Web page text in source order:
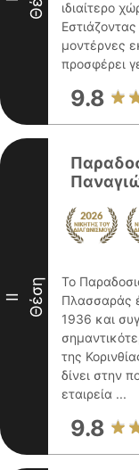
ιδιαίτερο
μοντέρνες
προσφέρει
9.8
II Θέση
Το
Πλασσαράς
1936 και
της
δίνει στην
εταιρεία ...
9.8